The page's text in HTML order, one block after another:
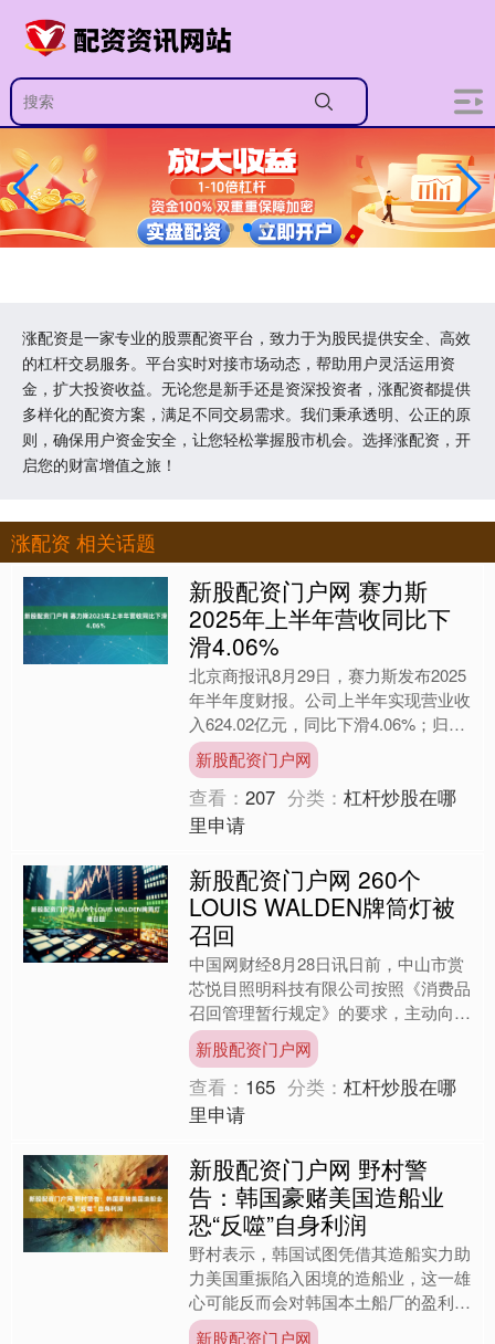
涨配资是一家专业的股票配资平台，致力于为股民提供安全、高效
的杠杆交易服务。平台实时对接市场动态，帮助用户灵活运用资
金，扩大投资收益。无论您是新手还是资深投资者，涨配资都提供
多样化的配资方案，满足不同交易需求。我们秉承透明、公正的原
则，确保用户资金安全，让您轻松掌握股市机会。选择涨配资，开
启您的财富增值之旅！
涨配资 相关话题
新股配资门户网 赛力斯
2025年上半年营收同比下
滑4.06%
北京商报讯8月29日，赛力斯发布2025
年半年度财报。公司上半年实现营业收
入624.02亿元，同比下滑4.06%；归母
净利润29.41亿元，同比增长81.03%....
新股配资门户网
查看：207 分类：杠杆炒股在哪
里申请
新股配资门户网 260个
LOUIS WALDEN牌筒灯被
召回
中国网财经8月28日讯日前，中山市赏
芯悦目照明科技有限公司按照《消费品
召回管理暂行规定》的要求，主动向中
山市市场监督管理局报告了召回计划，
自即日起，召回2024....
新股配资门户网
查看： 165 分类：杠杆炒股在哪
里申请
新股配资门户网 野村警
告：韩国豪赌美国造船业
恐“反噬”自身利润
野村表示，韩国试图凭借其造船实力助
力美国重振陷入困境的造船业，这一雄
心可能反而会对韩国本土船厂的盈利能
力构成威胁。 分析师Eon Hwang与
新股配资门户网